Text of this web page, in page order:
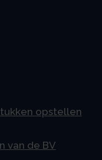
opstellen
van de BV